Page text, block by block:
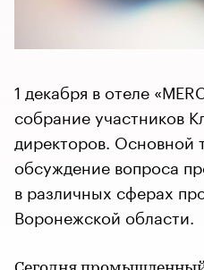
1 декабря в отеле
собрание участников
директоров.
обсуждение вопроса
в различных сферах
Воронежской области.